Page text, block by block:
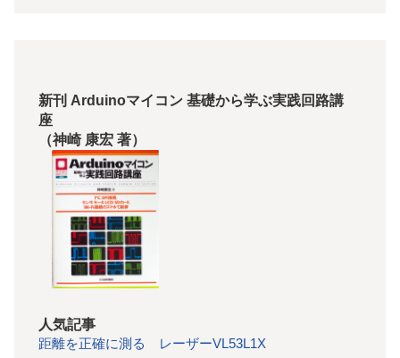
新刊 Arduinoマイコン 基礎から学ぶ実践回路講
座
（神崎 康宏 著）
人気記事
距離を正確に測る レーザーVL53L1X